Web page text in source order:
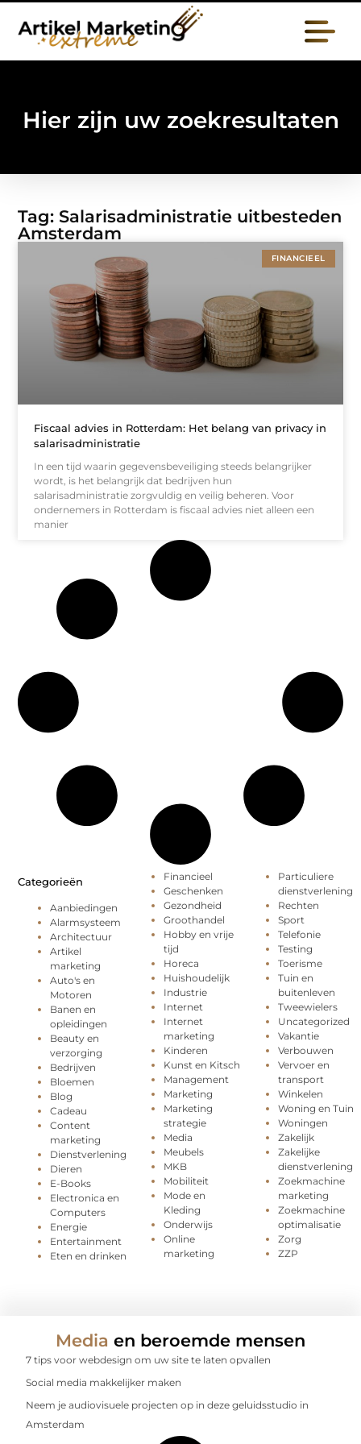
Hier zijn uw zoekresultaten
Tag: Salarisadministratie uitbesteden
Amsterdam
FINANCIEEL
Fiscaal advies in Rotterdam: Het belang van privacy in
salarisadministratie
In een tijd waarin gegevensbeveiliging steeds belangrijker
wordt, is het belangrijk dat bedrijven hun
salarisadministratie zorgvuldig en veilig beheren. Voor
ondernemers in Rotterdam is fiscaal advies niet alleen een
manier
Categorieën
Aanbiedingen
Alarmsysteem
Architectuur
Artikel
marketing
Auto's en
Motoren
Banen en
opleidingen
Beauty en
verzorging
Bedrijven
Bloemen
Blog
Cadeau
Content
marketing
Dienstverlening
Dieren
E-Books
Electronica en
Computers
Energie
Entertainment
Eten en drinken
Financieel
Geschenken
Gezondheid
Groothandel
Hobby en vrije
tijd
Horeca
Huishoudelijk
Industrie
Internet
Internet
marketing
Kinderen
Kunst en Kitsch
Management
Marketing
Marketing
strategie
Media
Meubels
MKB
Mobiliteit
Mode en
Kleding
Onderwijs
Online
marketing
Particuliere
dienstverlening
Rechten
Sport
Telefonie
Testing
Toerisme
Tuin en
buitenleven
Tweewielers
Uncategorized
Vakantie
Verbouwen
Vervoer en
transport
Winkelen
Woning en Tuin
Woningen
Zakelijk
Zakelijke
dienstverlening
Zoekmachine
marketing
Zoekmachine
optimalisatie
Zorg
ZZP
Media en beroemde mensen
7 tips voor webdesign om uw site te laten opvallen
Social media makkelijker maken
Neem je audiovisuele projecten op in deze geluidsstudio in
Amsterdam